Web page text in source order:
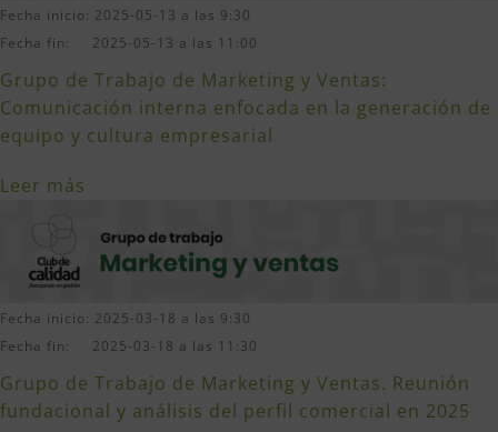
Fecha inicio: 2025-05-13 a las 9:30
Fecha fin: 2025-05-13 a las 11:00
Grupo de Trabajo de Marketing y Ventas:
Comunicación interna enfocada en la generación de
equipo y cultura empresarial
Leer más
Fecha inicio: 2025-03-18 a las 9:30
Fecha fin: 2025-03-18 a las 11:30
Grupo de Trabajo de Marketing y Ventas. Reunión
fundacional y análisis del perfil comercial en 2025